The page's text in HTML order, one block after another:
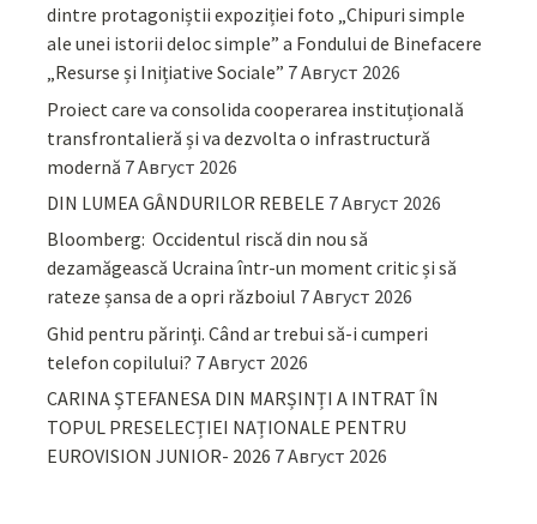
dintre protagoniștii expoziției foto „Chipuri simple
ale unei istorii deloc simple” a Fondului de Binefacere
„Resurse și Inițiative Sociale” 7 Август 2026
Proiect care va consolida cooperarea instituțională
transfrontalieră și va dezvolta o infrastructură
modernă 7 Август 2026
DIN LUMEA GÂNDURILOR REBELE 7 Август 2026
Bloomberg: Occidentul riscă din nou să
dezamăgească Ucraina într-un moment critic și să
rateze șansa de a opri războiul 7 Август 2026
Ghid pentru părinţi. Când ar trebui să-i cumperi
telefon copilului? 7 Август 2026
CARINA ȘTEFANESA DIN MARȘINȚI A INTRAT ÎN
TOPUL PRESELECȚIEI NAȚIONALE PENTRU
EUROVISION JUNIOR- 2026 7 Август 2026